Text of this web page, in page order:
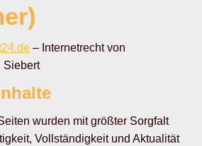
– Internetrecht von
Siebert
wurden mit größter Sorgfalt
Vollständigkeit und Aktualität